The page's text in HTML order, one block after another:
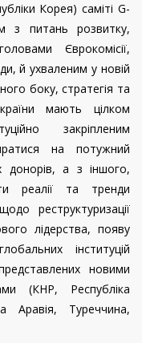
Корея) саміті G-
з питань розвитку,
Єврокомісії,
й ухваленим у новій
боку, стратегія та
мають цілком
закріпленим
на потужний
донорів, а з іншого,
реалії та тренди
реструктуризації
лідерства, появу
інституцій
новими
(КНР, Республіка
Аравія, Туреччина,